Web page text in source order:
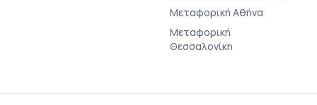
Μεταφορική Αθήνα
Μεταφορική
Θεσσαλονίκη